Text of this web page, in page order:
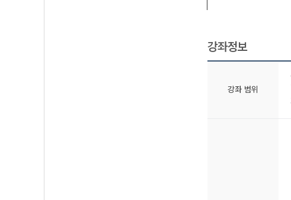
강좌정보
강좌 범위